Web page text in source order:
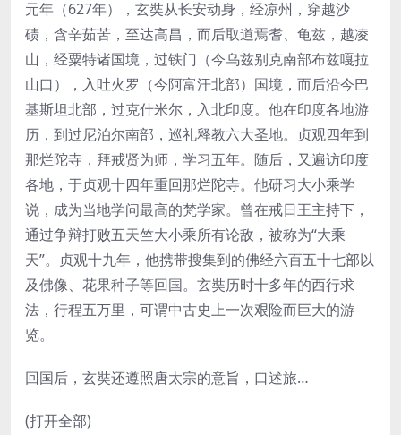
元年（627年），玄奘从长安动身，经凉州，穿越沙
碛，含辛茹苦，至达高昌，而后取道焉耆、龟兹，越凌
山，经粟特诸国境，过铁门（今乌兹别克南部布兹嘎拉
山口），入吐火罗（今阿富汗北部）国境，而后沿今巴
基斯坦北部，过克什米尔，入北印度。他在印度各地游
历，到过尼泊尔南部，巡礼释教六大圣地。贞观四年到
那烂陀寺，拜戒贤为师，学习五年。随后，又遍访印度
各地，于贞观十四年重回那烂陀寺。他研习大小乘学
说，成为当地学问最高的梵学家。曾在戒日王主持下，
通过争辩打败五天竺大小乘所有论敌，被称为“大乘
天”。贞观十九年，他携带搜集到的佛经六百五十七部以
及佛像、花果种子等回国。玄奘历时十多年的西行求
法，行程五万里，可谓中古史上一次艰险而巨大的游
览。
回国后，玄奘还遵照唐太宗的意旨，口述旅…
(打开全部)